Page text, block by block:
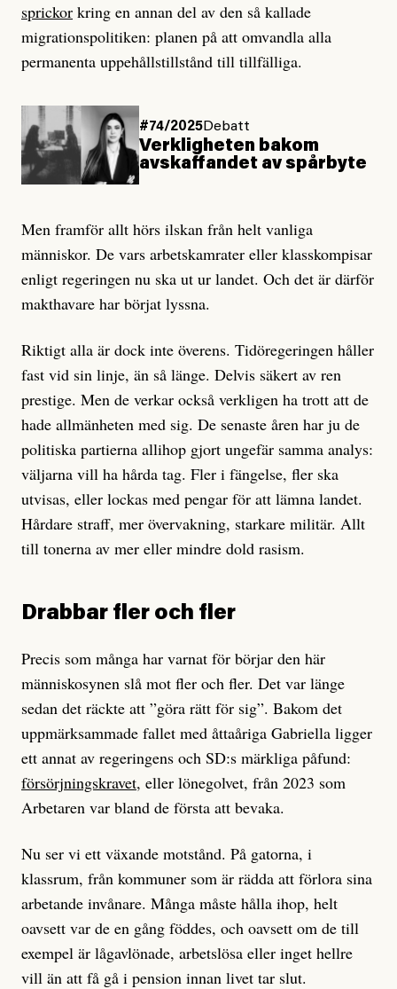
sprickor kring en annan del av den så kallade
migrationspolitiken: planen på att omvandla alla
permanenta uppehållstillstånd till tillfälliga.
#74/2025Debatt
Verkligheten bakom
avskaffandet av spårbyte
Men framför allt hörs ilskan från helt vanliga
människor. De vars arbetskamrater eller klasskompisar
enligt regeringen nu ska ut ur landet. Och det är därför
makthavare har börjat lyssna.
Riktigt alla är dock inte överens. Tidöregeringen håller
fast vid sin linje, än så länge. Delvis säkert av ren
prestige. Men de verkar också verkligen ha trott att de
hade allmänheten med sig. De senaste åren har ju de
politiska partierna allihop gjort ungefär samma analys:
väljarna vill ha hårda tag. Fler i fängelse, fler ska
utvisas, eller lockas med pengar för att lämna landet.
Hårdare straff, mer övervakning, starkare militär. Allt
till tonerna av mer eller mindre dold rasism.
Drabbar fler och fler
Precis som många har varnat för börjar den här
människosynen slå mot fler och fler. Det var länge
sedan det räckte att ”göra rätt för sig”. Bakom det
uppmärksammade fallet med åttaåriga Gabriella ligger
ett annat av regeringens och SD:s märkliga påfund:
försörjningskravet, eller lönegolvet, från 2023 som
Arbetaren var bland de första att bevaka.
Nu ser vi ett växande motstånd. På gatorna, i
klassrum, från kommuner som är rädda att förlora sina
arbetande invånare. Många måste hålla ihop, helt
oavsett var de en gång föddes, och oavsett om de till
exempel är lågavlönade, arbetslösa eller inget hellre
vill än att få gå i pension innan livet tar slut.